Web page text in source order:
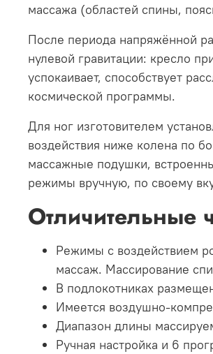
массажа (областей спины,
После периода напряжённой
нулевой гравитации: кресло
успокаивает, способствует
космической программы.
Для ног изготовителем
воздействия ниже колена по
массажные подушки,
режимы вручную, по своему
Отличительные
Режимы с воздействием
массаж. Массирование
В подлокотниках
Имеется воздушно-
Диапазон длины
Ручная настройка и 6